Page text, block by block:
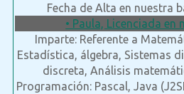
Fecha de Alta en nuestra
• Paula, Licenciada en
Imparte: Referente a
Estadística, álgebra, Sistemas
discreta, Análisis
Programación: Pascal, Java